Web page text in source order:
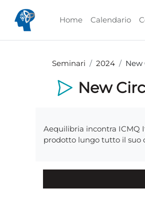
Home
Calendario
Seminari 2024 New
New
Aequilibria incontra ICMQ
prodotto lungo tutto il suo